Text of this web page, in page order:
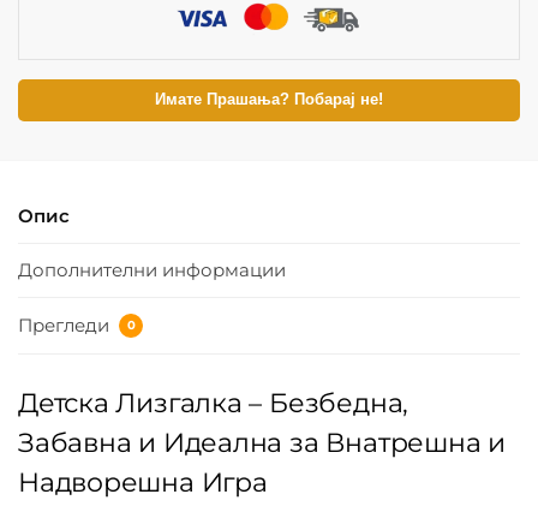
Имате Прашања? Побарај не!
Опис
Дополнителни информации
Прегледи 0
Детска Лизгалка – Безбедна,
Забавна и Идеална за Внатрешна и
Надворешна Игра